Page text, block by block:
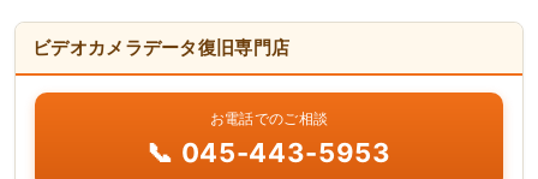
ビデオカメラデータ復旧専門店
お電話でのご相談
📞 045-443-5953